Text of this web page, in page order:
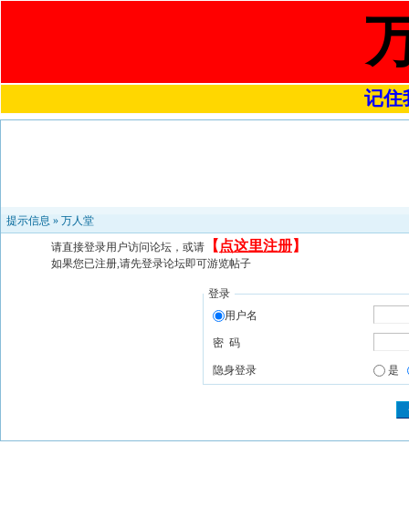
记住
提示信息 » 万人堂
请直接登录用户访问论坛，或请 【 点这里注册】
如果您已注册,请先登录论坛即可游览帖子
登录
用户名
密 码
隐身登录 是